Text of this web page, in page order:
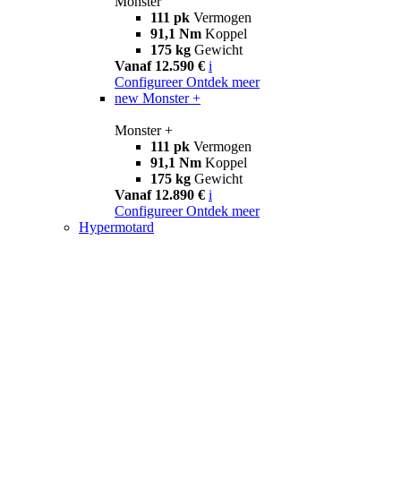
111 pk Vermogen
91,1 Nm Koppel
175 kg Gewicht
Vanaf 12.590 € i
Configureer Ontdek meer
new Monster +
Monster +
111 pk Vermogen
91,1 Nm Koppel
175 kg Gewicht
Vanaf 12.890 € i
Configureer Ontdek meer
Hypermotard